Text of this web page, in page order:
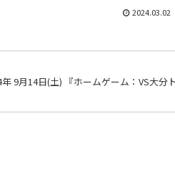
2024.03.02
9月14日(土) 『ホームゲーム：VS大分